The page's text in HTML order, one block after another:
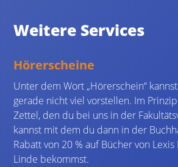
Weitere Services
Hörerscheine
Unter dem Wort „Hörerschein“
gerade nicht viel vorstellen. Im
Zettel, den du bei uns in der
kannst mit dem du dann in der
Rabatt von 20 % auf Bücher von
Linde bekommst.